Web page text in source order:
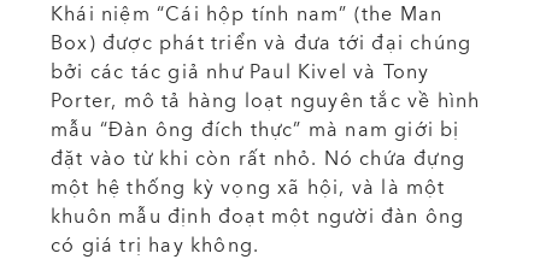
Khái niệm “Cái hộp tính nam” (the Man
Box) được phát triển và đưa tới đại chúng
bởi các tác giả như Paul Kivel và Tony
Porter, mô tả hàng loạt nguyên tắc về hình
mẫu “Đàn ông đích thực” mà nam giới bị
đặt vào từ khi còn rất nhỏ. Nó chứa đựng
một hệ thống kỳ vọng xã hội, và là một
khuôn mẫu định đoạt một người đàn ông
có giá trị hay không.